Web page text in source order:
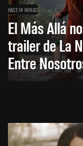
HACE 14 HORAS
El Más Allá
trailer de La
Entre